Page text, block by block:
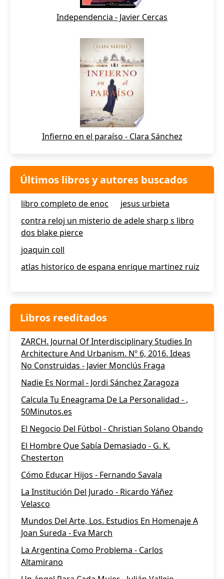
Independencia - Javier Cercas
Infierno en el paraíso - Clara Sánchez
Últimos libros y autores buscados
libro completo de enoc
jesus urbieta
contra reloj un misterio de adele sharp s libro
dos blake pierce
joaquin coll
atlas historico de espana enrique martinez ruiz
Libros reeditados
ZARCH. Journal Of Interdisciplinary Studies In
Architecture And Urbanism. Nº 6, 2016. Ideas
No Construidas - Javier Monclús Fraga
Nadie Es Normal - Jordi Sánchez Zaragoza
Calcula Tu Eneagrama De La Personalidad - ,
50Minutos.es
El Negocio Del Fútbol - Christian Solano Obando
El Hombre Que Sabía Demasiado - G. K.
Chesterton
Cómo Educar Hijos - Fernando Savala
La Institución Del Jurado - Ricardo Yáñez
Velasco
Mundos Del Arte, Los. Estudios En Homenaje A
Joan Sureda - Eva March
La Argentina Como Problema - Carlos
Altamirano